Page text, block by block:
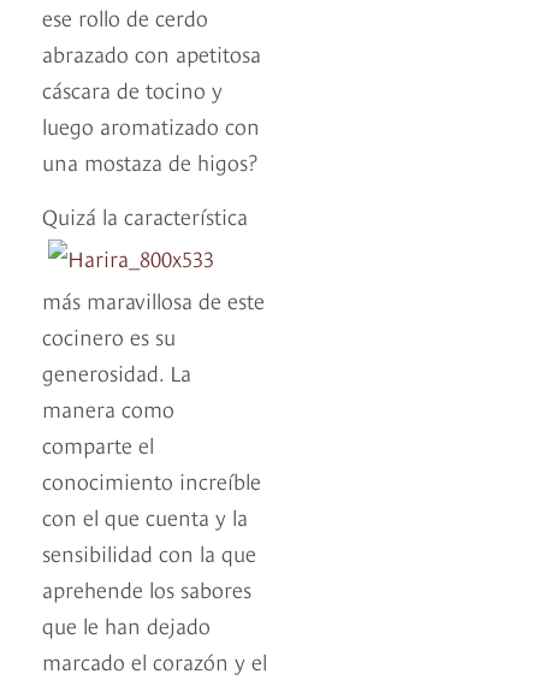
ese rollo de cerdo
abrazado con apetitosa
cáscara de tocino y
luego aromatizado con
una mostaza de higos?
Quizá la característica
más maravillosa de este
cocinero es su
generosidad. La
manera como
comparte el
conocimiento increíble
con el que cuenta y la
sensibilidad con la que
aprehende los sabores
que le han dejado
marcado el corazón y el